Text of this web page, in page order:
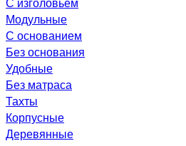
Модульные
С основанием
Без основания
Удобные
Без матраса
Тахты
Корпусные
Деревянные